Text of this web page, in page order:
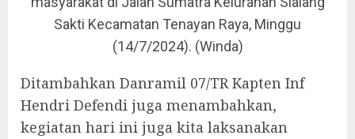
Sakti Kecamatan Tenayan Raya, Minggu
(14/7/2024). (Winda)
Ditambahkan Danramil 07/TR Kapten Inf
Hendri Defendi juga menambahkan,
kegiatan hari ini juga kita laksanakan